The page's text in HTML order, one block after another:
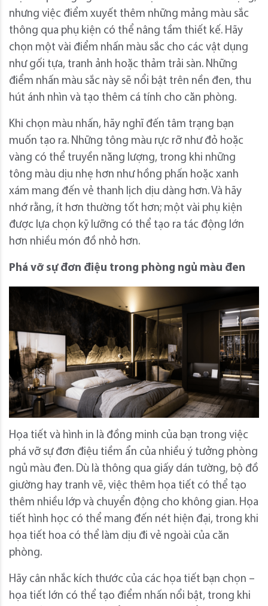
nhưng việc điểm xuyết thêm những mảng màu sắc
thông qua phụ kiện có thể nâng tầm thiết kế. Hãy
chọn một vài điểm nhấn màu sắc cho các vật dụng
như gối tựa, tranh ảnh hoặc thảm trải sàn. Những
điểm nhấn màu sắc này sẽ nổi bật trên nền đen, thu
hút ánh nhìn và tạo thêm cá tính cho căn phòng.
Khi chọn màu nhấn, hãy nghĩ đến tâm trạng bạn
muốn tạo ra. Những tông màu rực rỡ như đỏ hoặc
vàng có thể truyền năng lượng, trong khi những
tông màu dịu nhẹ hơn như hồng phấn hoặc xanh
xám mang đến vẻ thanh lịch dịu dàng hơn. Và hãy
nhớ rằng, ít hơn thường tốt hơn; một vài phụ kiện
được lựa chọn kỹ lưỡng có thể tạo ra tác động lớn
hơn nhiều món đồ nhỏ hơn.
Phá vỡ sự đơn điệu trong phòng ngủ màu đen
Họa tiết và hình in là đồng minh của bạn trong việc
phá vỡ sự đơn điệu tiềm ẩn của nhiều ý tưởng phòng
ngủ màu đen. Dù là thông qua giấy dán tường, bộ đồ
giường hay tranh vẽ, việc thêm họa tiết có thể tạo
thêm nhiều lớp và chuyển động cho không gian. Họa
tiết hình học có thể mang đến nét hiện đại, trong khi
họa tiết hoa có thể làm dịu đi vẻ ngoài của căn
phòng.
Hãy cân nhắc kích thước của các họa tiết bạn chọn –
họa tiết lớn có thể tạo điểm nhấn nổi bật, trong khi